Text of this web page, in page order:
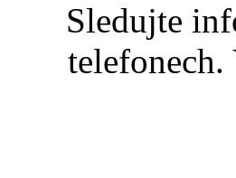
Sledujte